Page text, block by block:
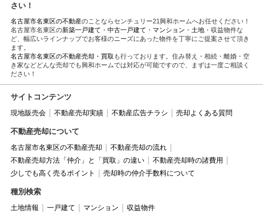
さい！
名古屋市名東区の不動産のことならセンチュリー21興和ホームへお任せください！
名古屋市名東区の新築一戸建て ・ 中古一戸建て ・ マンション ・ 土地・収益物件な
ど、幅広いラインナップでお客様のニーズにあった物件を丁寧にご提案させて頂き
ます。
名古屋市名東区の不動産売却・買取 も行っております。住み替え・相続・離婚・空
き家などどんな売却でも興和ホームでは対応が可能ですので、まずは一度ご相談く
ださい！
サイトコンテンツ
現地販売会 不動産売却実績 不動産広告チラシ 売却よくある質問
不動産売却について
名古屋市名東区の不動産売却
不動産売却の流れ
不動産売却方法「仲介」と「買取」の違い
不動産売却時の諸費用
少しでも高く売るポイント
売却時の仲介手数料について
種別検索
土地情報 一戸建て マンション 収益物件